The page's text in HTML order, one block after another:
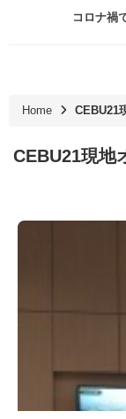
コロナ禍
Home CEBU21
CEBU21現地